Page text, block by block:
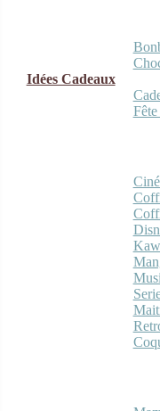
Idées Cadeaux